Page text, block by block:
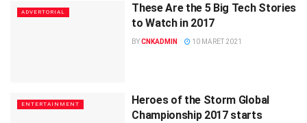
ADVERTORIAL
These Are the 5 Big Tech Stories
to Watch in 2017
BYCNKADMIN 10 MARET 2021
ENTERTAINMENT
Heroes of the Storm Global
Championship 2017 starts